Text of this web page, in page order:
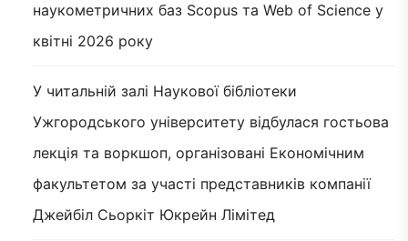
наукометричних баз Scopus та Web of Science у
квітні 2026 року
У читальній залі Наукової бібліотеки
Ужгородського університету відбулася гостьова
лекція та воркшоп, організовані Економічним
факультетом за участі представників компанії
Джейбіл Сьоркіт Юкрейн Лімітед